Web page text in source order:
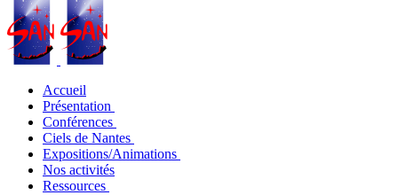
Accueil
Présentation
Conférences
Ciels de Nantes
Expositions/Animations
Nos activités
Ressources